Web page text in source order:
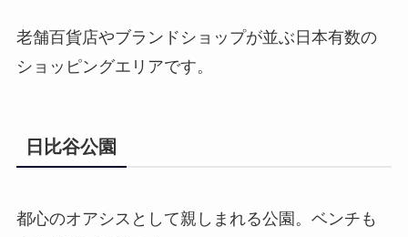
老舗百貨店やブランドショップが並ぶ日本有数の
ショッピングエリアです。
日比谷公園
都心のオアシスとして親しまれる公園。ベンチも